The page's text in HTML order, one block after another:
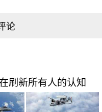
论
刷新所有人的认知